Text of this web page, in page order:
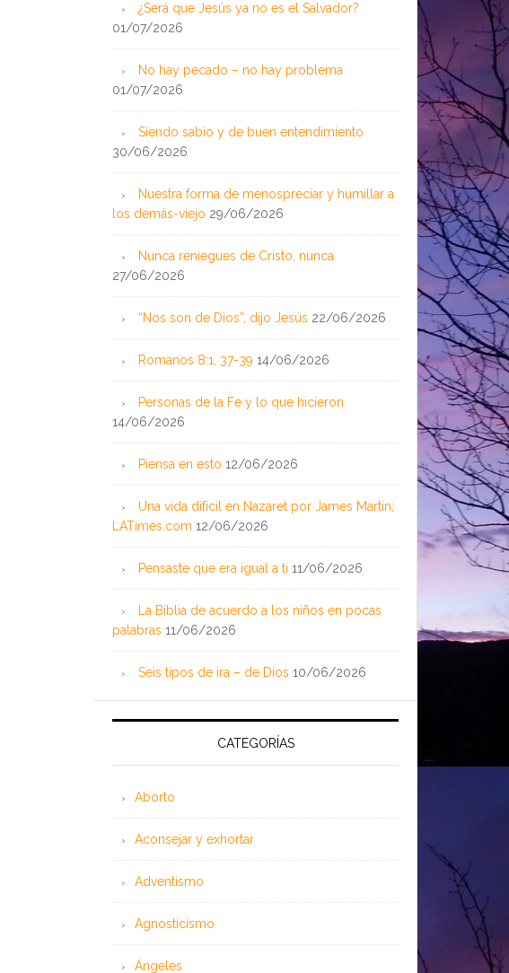
¿Será que Jesús ya no es el Salvador?
01/07/2026
No hay pecado – no hay problema
01/07/2026
Siendo sabio y de buen entendimiento
30/06/2026
Nuestra forma de menospreciar y humillar a
los demás-viejo 29/06/2026
Nunca reniegues de Cristo, nunca
27/06/2026
“Nos son de Dios”, dijo Jesús 22/06/2026
Romanos 8:1, 37-39 14/06/2026
Personas de la Fe y lo que hicieron
14/06/2026
Piensa en esto 12/06/2026
Una vida difícil en Nazaret por James Martin;
LATimes.com 12/06/2026
Pensaste que era igual a ti 11/06/2026
La Biblia de acuerdo a los niños en pocas
palabras 11/06/2026
Seis tipos de ira – de Dios 10/06/2026
CATEGORÍAS
Aborto
Aconsejar y exhortar
Adventismo
Agnosticismo
Ángeles